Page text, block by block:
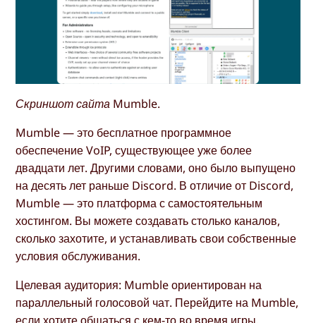
Скриншот сайта Mumble.
Mumble — это бесплатное программное
обеспечение VoIP, существующее уже более
двадцати лет. Другими словами, оно было выпущено
на десять лет раньше Discord. В отличие от Discord,
Mumble — это платформа с самостоятельным
хостингом. Вы можете создавать столько каналов,
сколько захотите, и устанавливать свои собственные
условия обслуживания.
Целевая аудитория: Mumble ориентирован на
параллельный голосовой чат. Перейдите на Mumble,